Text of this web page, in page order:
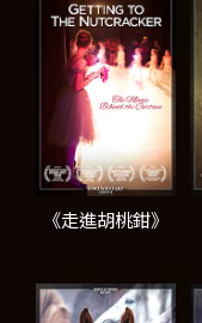
《走進胡桃鉗》